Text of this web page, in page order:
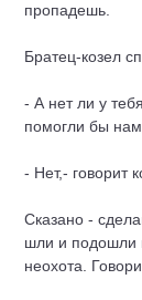
пропадешь.
Братец-козел
- А нет ли у
помогли бы
- Нет,- говорит
Сказано -
шли и подошли
неохота.